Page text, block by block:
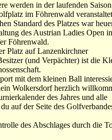
werden in der laufenden
im Föhrenwald
Standard des Platzes war
des Austrian Ladies Open
Föhrenwald.
Platz auf Lanzenkirchner
(und Verpächter) ist die
mit dem kleinen Ball
Wolkersdorf herzlich
des Jahres und alle
du auf der Seite des
des Abschlages durch die